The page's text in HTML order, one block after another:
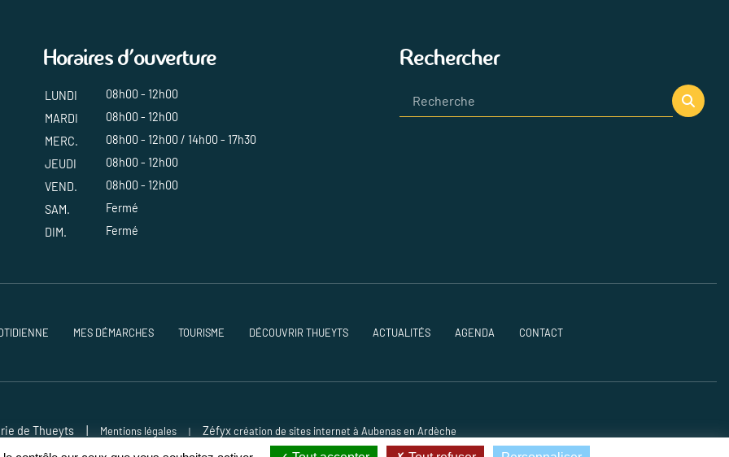
Horaires d'ouverture
LUNDI
08h00 - 12h00
MARDI
08h00 - 12h00
MERC.
08h00 - 12h00 / 14h00 - 17h30
JEUDI
08h00 - 12h00
VEND.
08h00 - 12h00
SAM.
Fermé
DIM.
Fermé
Rechercher
MES DÉMARCHES TOURISME DÉCOUVRIR THUEYTS ACTUALITÉS AGENDA CONTACT
de Thueyts Mentions légales | Zéfyxcréation de sites internet à Aubenas en Ardèche